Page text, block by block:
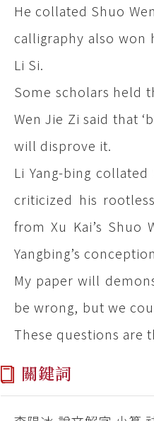
He collated Shuo
calligraphy also won
Li Si.
Some scholars held
Wen Jie Zi said that
will disprove it.
Li Yang-bing
criticized his
from Xu Kai’s Shuo
Yangbing’s
My paper will
be wrong, but we
These questions are
關鍵詞